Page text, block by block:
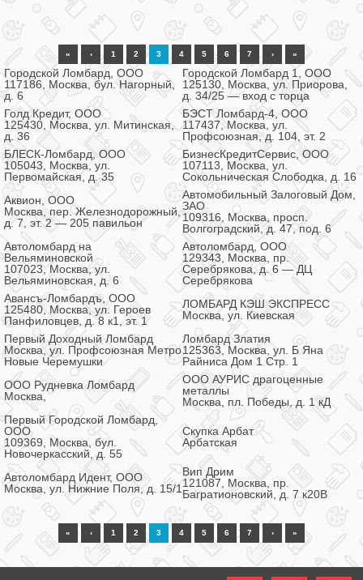
« ‹ 1 2 3 4 5 6 7 › »
Городской Ломбард, ООО
117186, Москва, бул. Нагорный,
д. 6
Городской Ломбард 1, ООО
125130, Москва, ул. Приорова,
д. 34/25 — вход с торца
Голд Кредит, ООО
125430, Москва, ул. Митинская,
д. 36
БЭСТ Ломбард-4, ООО
117437, Москва, ул.
Профсоюзная, д. 104, эт. 2
БЛЕСК-Ломбард, ООО
105043, Москва, ул.
Первомайская, д. 35
БизнесКредитСервис, ООО
107113, Москва, ул.
Сокольническая Слободка, д. 16
Аквион, ООО
Москва, пер. Железнодорожный,
д. 7, эт. 2 — 205 павильон
Автомобильный Залоговый Дом,
ЗАО
109316, Москва, просп.
Волгоградский, д. 47, под. 6
Автоломбард на
Вельяминовской
107023, Москва, ул.
Вельяминовская, д. 6
Автоломбард, ООО
129343, Москва, пр.
Серебрякова, д. 6 — ДЦ
Серебрякова
Авансъ-Ломбардъ, ООО
125480, Москва, ул. Героев
Панфиловцев, д. 8 к1, эт. 1
ЛОМБАРД КЭШ ЭКСПРЕСС
Москва, ул. Киевская
Первый Доходный Ломбард
Москва, ул. Профсоюзная Метро
Новые Черемушки
Ломбард Златия
125363, Москва, ул. Б Яна
Райниса Дом 1 Стр. 1
ООО Рудневка Ломбард
Москва,
ООО АУРИС драгоценные
металлы
Москва, пл. Победы, д. 1 кД
Первый Городской Ломбард,
ООО
109369, Москва, бул.
Новочеркасский, д. 55
Скупка Арбат
Арбатская
Автоломбард Идент, ООО
Москва, ул. Нижние Поля, д. 15/1
Вип Дрим
121087, Москва, пр.
Багратионовский, д. 7 к20В
« ‹ 1 2 3 4 5 6 7 › »